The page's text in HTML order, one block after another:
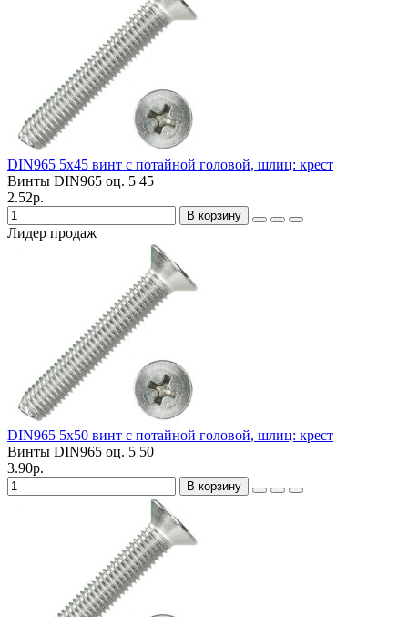
DIN965 5х45 винт с потайной головой, шлиц: крест
Винты DIN965 оц. 5 45
2.52р.
В корзину
Лидер продаж
DIN965 5х50 винт с потайной головой, шлиц: крест
Винты DIN965 оц. 5 50
3.90р.
В корзину